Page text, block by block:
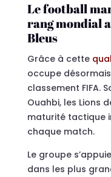
Le football
rang mondial
Bleus
Grâce à cette
occupe
classement FIFA.
Ouahbi, les Lions
maturité tactique
chaque match.
Le groupe
dans les plus